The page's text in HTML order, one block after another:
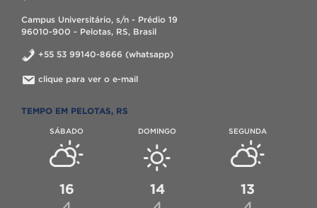
Campus Universitário, s/n - Prédio 19
96010-900 - Pelotas, RS, Brasil
+55 53 99140-8666 (whatsapp)
clique para ver o e-mail
TEMPO EM PELOTAS, RS
SÁBADO
16
DOMINGO
14
SEGUNDA
13